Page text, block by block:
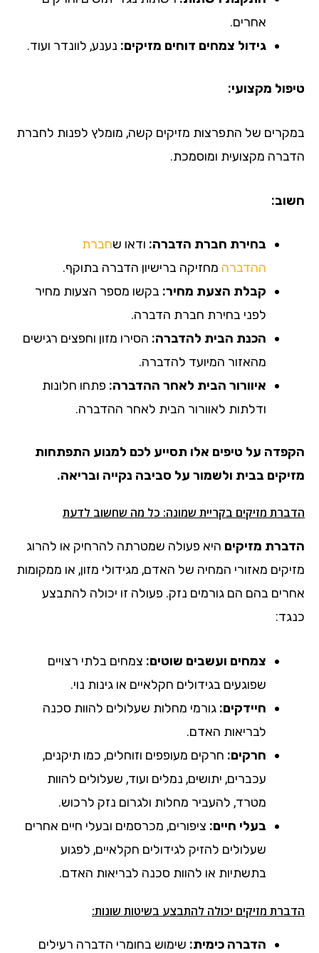
אחרים.
גידול צמחים דוחים מזיקים: נענע, לוונדר ועוד.
טיפול מקצועי:
במקרים של התפרצות מזיקים קשה, מומלץ לפנות לחברת
הדברה מקצועית ומוסמכת.
חשוב:
בחירת חברת הדברה: ודאו שחברת
ההדברה מחזיקה ברישיון הדברה בתוקף.
קבלת הצעת מחיר: בקשו מספר הצעות מחיר
לפני בחירת חברת הדברה.
הכנת הבית להדברה: הסירו מזון וחפצים רגישים
מהאזור המיועד להדברה.
איוורור הבית לאחר ההדברה: פתחו חלונות
ודלתות לאוורור הבית לאחר ההדברה.
הקפדה על טיפים אלו תסייע לכם למנוע התפתחות
מזיקים בבית ולשמור על סביבה נקייה ובריאה.
הדברת מזיקים בקריית שמונה: כל מה שחשוב לדעת
הדברת מזיקים היא פעולה שמטרתה להרחיק או להרוג
מזיקים מאזורי המחיה של האדם, מגידולי מזון, או ממקומות
אחרים בהם הם גורמים נזק. פעולה זו יכולה להתבצע
כנגד:
צמחים ועשבים שוטים: צמחים בלתי רצויים
שפוגעים בגידולים חקלאיים או גינות נוי.
חיידקים: גורמי מחלות שעלולים להוות סכנה
לבריאות האדם.
חרקים: חרקים מעופפים וזוחלים, כמו תיקנים,
עכברים, יתושים, נמלים ועוד, שעלולים להוות
מטרד, להעביר מחלות ולגרום נזק לרכוש.
בעלי חיים: ציפורים, מכרסמים ובעלי חיים אחרים
שעלולים להזיק לגידולים חקלאיים, לפגוע
בתשתיות או להוות סכנה לבריאות האדם.
הדברת מזיקים יכולה להתבצע בשיטות שונות:
הדברה כימית: שימוש בחומרי הדברה רעילים